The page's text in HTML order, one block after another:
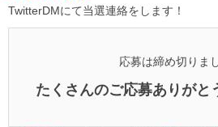
TwitterDMにて当選連絡をします！
応募は締め切りま
たくさんのご応募ありがと